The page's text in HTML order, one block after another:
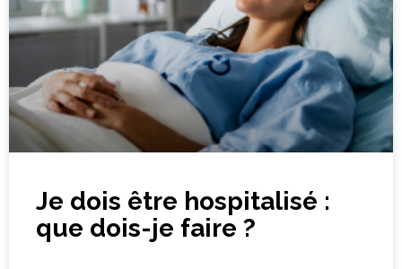
Je dois être hospitalisé :
que dois-je faire ?